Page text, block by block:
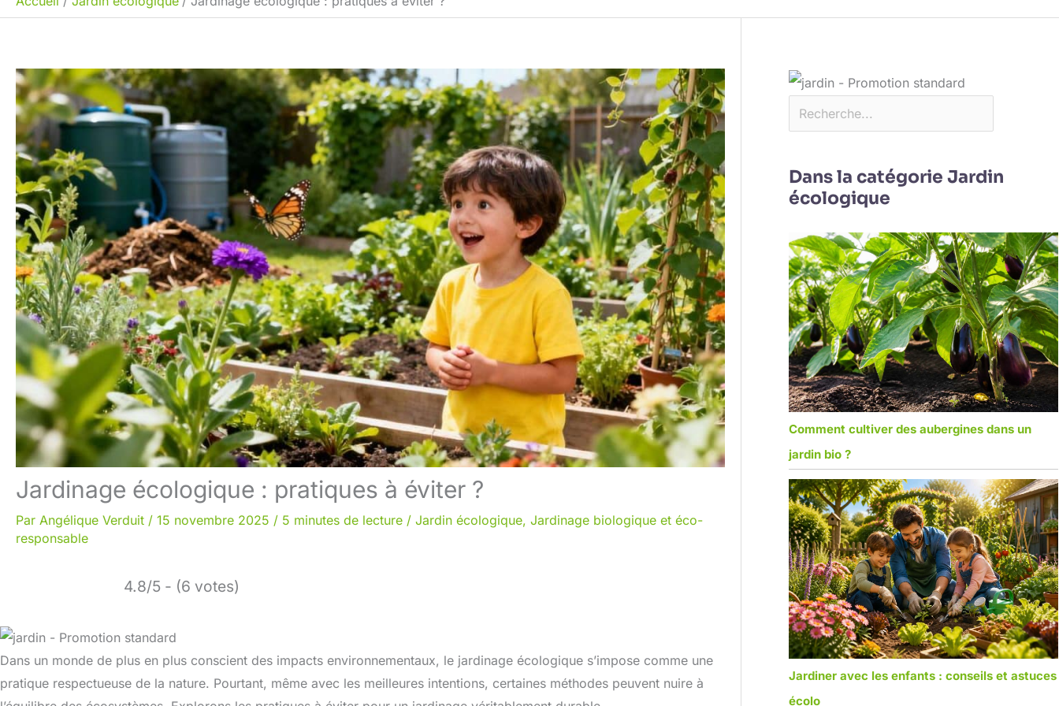
Jardinage écologique : pratiques à éviter ?
Par Angélique Verduit / 15 novembre 2025 / 5 minutes de lecture / Jardin écologique, Jardinage biologique et éco-
responsable
4.8/5 - (6 votes)
Dans un monde de plus en plus conscient des impacts environnementaux, le jardinage écologique s’impose comme une
pratique respectueuse de la nature. Pourtant, même avec les meilleures intentions, certaines méthodes peuvent nuire à
Dans la catégorie Jardin
écologique
Comment cultiver des aubergines dans un
jardin bio ?
Jardiner avec les enfants : conseils et astuces
écolo